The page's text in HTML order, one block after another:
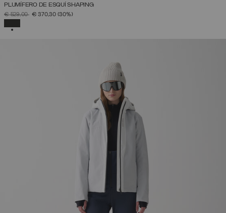
PLUMÍFERO DE ESQUÍ SHAPING
PRECIO REBAJADO DE
€ 529,00A€ 370,30 (30%)